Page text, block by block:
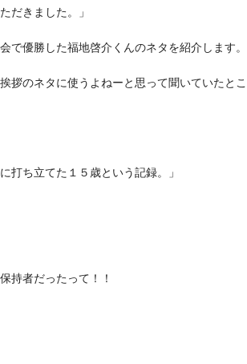
だきました。」
で優勝した福地啓介くんのネタを紹介します。
拶のネタに使うよねーと思って聞いていたとこ
打ち立てた１５歳という記録。」
持者だったって！！